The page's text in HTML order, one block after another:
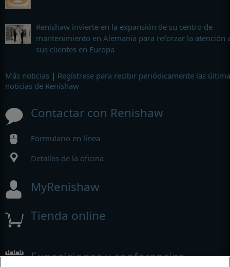
Renishaw invierte en la expansión de su centro de
mantenimiento en Alemania para reforzar la atención
sus clientes en Europa
Más noticias | Regístrese para recibir periódicamente las
noticias de Renishaw
Contactar con Renishaw
Formulario en línea
Detalles de la oficina
MyRenishaw
Tienda online
Exposiciones y conferencias